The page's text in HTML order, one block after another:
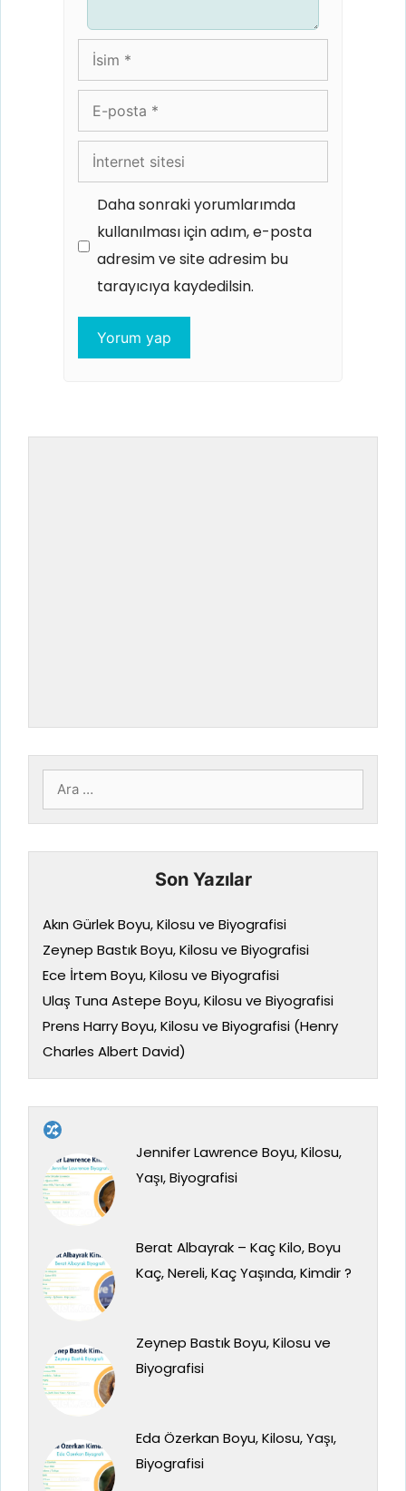
İsim
posta
İnternet
sitesi
Daha sonraki yorumlarımda
kullanılması için adım, e-posta
adresim ve site adresim bu
tarayıcıya kaydedilsin.
için
ara
Son Yazılar
Akın Gürlek Boyu, Kilosu ve Biyografisi
Zeynep Bastık Boyu, Kilosu ve Biyografisi
Ece İrtem Boyu, Kilosu ve Biyografisi
Ulaş Tuna Astepe Boyu, Kilosu ve Biyografisi
Prens Harry Boyu, Kilosu ve Biyografisi (Henry
Charles Albert David)
Jennifer Lawrence Boyu, Kilosu,
Yaşı, Biyografisi
Berat Albayrak – Kaç Kilo, Boyu
Kaç, Nereli, Kaç Yaşında, Kimdir ?
Zeynep Bastık Boyu, Kilosu ve
Biyografisi
Eda Özerkan Boyu, Kilosu, Yaşı,
Biyografisi